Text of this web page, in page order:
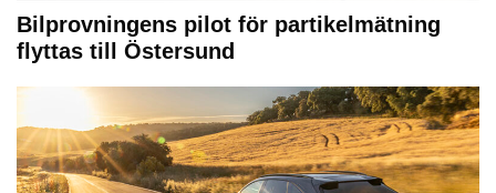
Bilprovningens pilot för partikelmätning
flyttas till Östersund